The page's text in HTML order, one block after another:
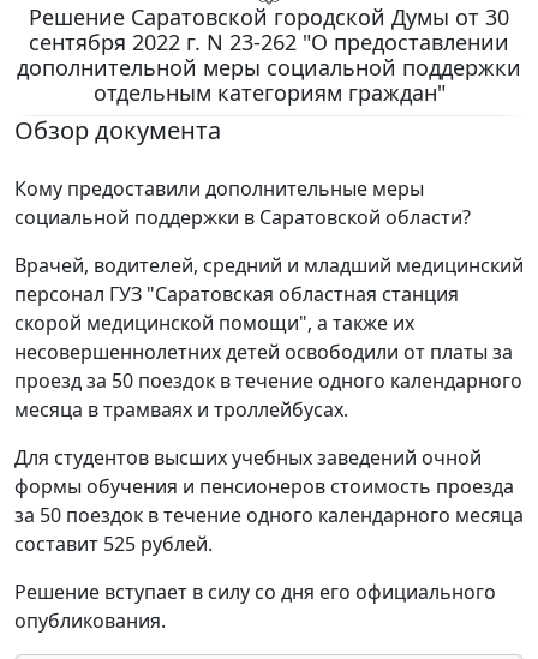
Решение Саратовской городской Думы от 30
сентября 2022 г. N 23-262 "О предоставлении
дополнительной меры социальной поддержки
отдельным категориям граждан"
Обзор документа
Кому предоставили дополнительные меры
социальной поддержки в Саратовской области?
Врачей, водителей, средний и младший медицинский
персонал ГУЗ "Саратовская областная станция
скорой медицинской помощи", а также их
несовершеннолетних детей освободили от платы за
проезд за 50 поездок в течение одного календарного
месяца в трамваях и троллейбусах.
Для студентов высших учебных заведений очной
формы обучения и пенсионеров стоимость проезда
за 50 поездок в течение одного календарного месяца
составит 525 рублей.
Решение вступает в силу со дня его официального
опубликования.